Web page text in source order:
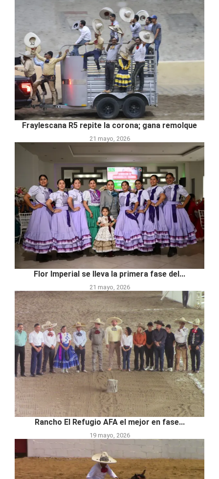
Fraylescana R5 repite la corona; gana remolque
21 mayo, 2026
Flor Imperial se lleva la primera fase del...
21 mayo, 2026
Rancho El Refugio AFA el mejor en fase...
19 mayo, 2026